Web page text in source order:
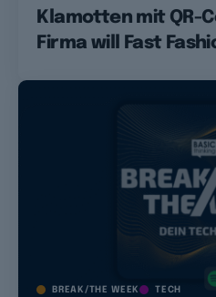
Klamotten mit QR-
Firma will Fast
BREAK/THE WEEK TECH